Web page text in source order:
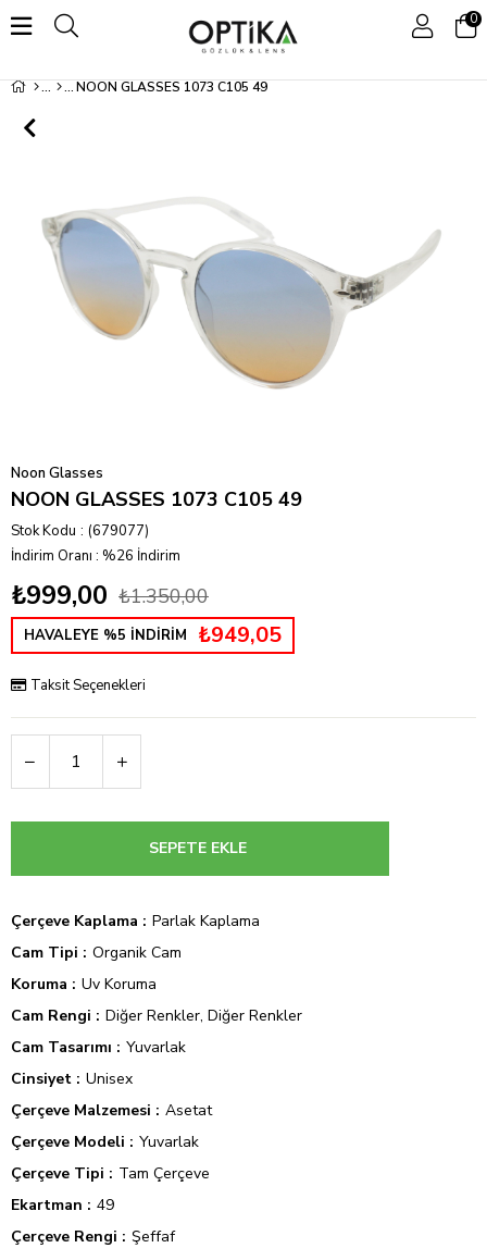
0
NOON GLASSES 1073 C105 49
Noon Glasses
NOON GLASSES 1073 C105 49
Stok Kodu
(679077)
İndirim Oranı : %26 İndirim
₺1.350,00
₺999,00
HAVALEYE %5 İNDİRİM ₺949,05
Taksit Seçenekleri
Çerçeve Kaplama
Parlak Kaplama
Cam Tipi
Organik Cam
Koruma
Uv Koruma
Cam Rengi
Diğer Renkler Diğer Renkler
Cam Tasarımı
Yuvarlak
Cinsiyet
Unisex
Çerçeve Malzemesi
Asetat
Çerçeve Modeli
Yuvarlak
Çerçeve Tipi
Tam Çerçeve
Ekartman
49
Çerçeve Rengi
Şeffaf